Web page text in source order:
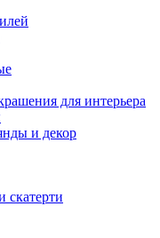
для интерьера
и декор
скатерти